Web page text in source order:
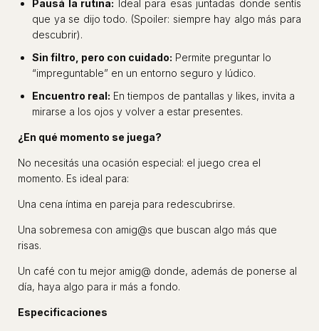
Pausá la rutina: Ideal para esas juntadas donde sentís
que ya se dijo todo. (Spoiler: siempre hay algo más para
descubrir).
Sin filtro, pero con cuidado: Permite preguntar lo
“impreguntable” en un entorno seguro y lúdico.
Encuentro real: En tiempos de pantallas y likes, invita a
mirarse a los ojos y volver a estar presentes.
¿En qué momento se juega?
No necesitás una ocasión especial: el juego crea el
momento. Es ideal para:
Una cena íntima en pareja para redescubrirse.
Una sobremesa con amig@s que buscan algo más que
risas.
Un café con tu mejor amig@ donde, además de ponerse al
día, haya algo para ir más a fondo.
Especificaciones